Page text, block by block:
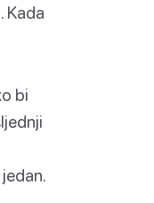
Kada
bi